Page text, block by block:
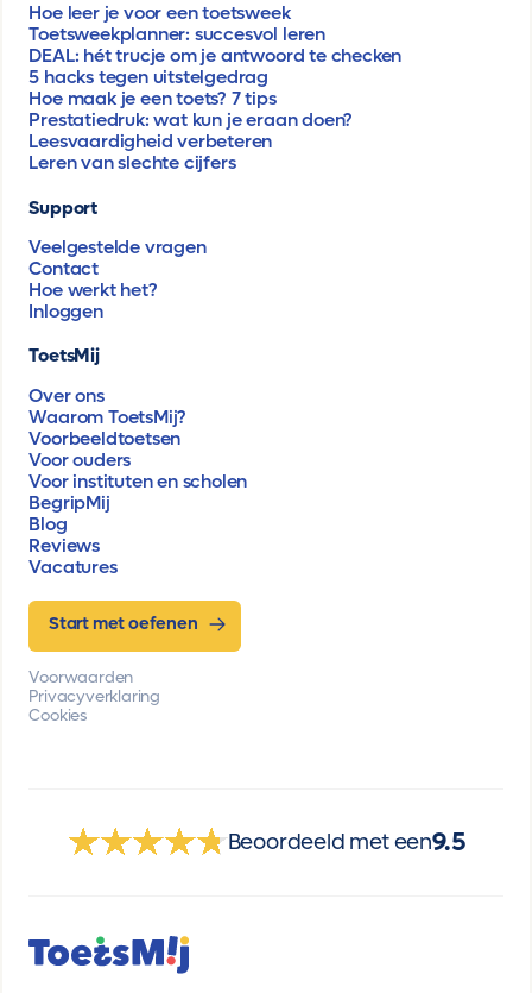
Hoe leer je voor een toetsweek
Toetsweekplanner: succesvol leren
DEAL: hét trucje om je antwoord te checken
5 hacks tegen uitstelgedrag
Hoe maak je een toets? 7 tips
Prestatiedruk: wat kun je eraan doen?
Leesvaardigheid verbeteren
Leren van slechte cijfers
Support
Veelgestelde vragen
Contact
Hoe werkt het?
Inloggen
ToetsMij
Over ons
Waarom ToetsMij?
Voorbeeldtoetsen
Voor ouders
Voor instituten en scholen
BegripMij
Blog
Reviews
Vacatures
Start met oefenen
Voorwaarden
Privacyverklaring
Cookies
Beoordeeld met een9.5